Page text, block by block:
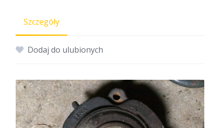
Szczegóły
Dodaj do ulubionych